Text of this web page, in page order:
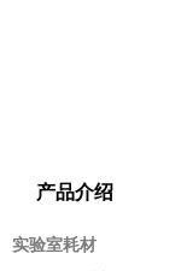
产品介绍
实验室耗材